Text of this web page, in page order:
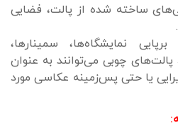
ساخته شده از پالت، فضایی
نمایشگاه‌ها، سمینارها،
چوبی می‌توانند به عنوان
یا حتی پس‌زمینه عکاسی مورد